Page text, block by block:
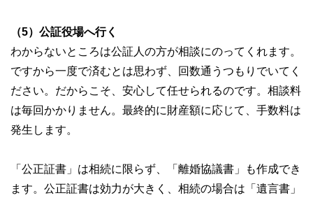
（5）公証役場へ行く
わからないところは公証人の方が相談にのってくれます。
ですから一度で済むとは思わず、回数通うつもりでいてく
ださい。だからこそ、安心して任せられるのです。相談料
は毎回かかりません。最終的に財産額に応じて、手数料は
発生します。
「公正証書」は相続に限らず、「離婚協議書」も作成でき
ます。公正証書は効力が大きく、相続の場合は「遺言書」